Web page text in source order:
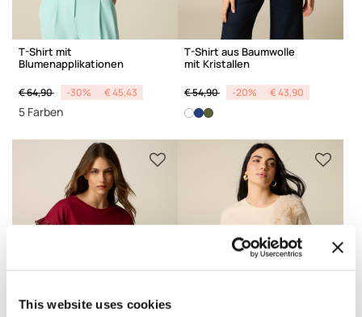
This website uses cookies
T-Shirt mit
Blumenapplikationen
Price reduced from
€ 64,90 to -30% € 45,43
5 Farben
T-Shirt aus Baumwolle
mit Kristallen
Price reduced from
€ 54,90 to -20% € 43,90